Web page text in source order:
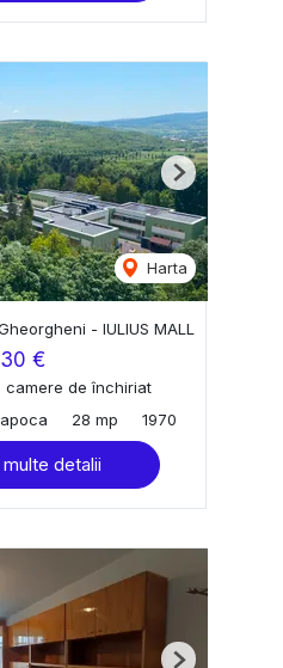
Harta
Next
- IULIUS MALL
€
camere de închiriat
28 mp 1970
detalii